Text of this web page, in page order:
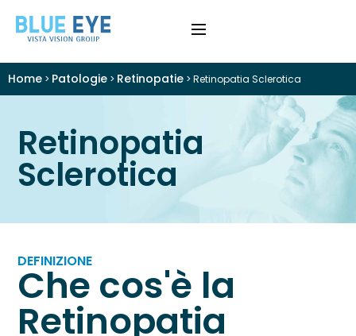
Home > Patologie > Retinopatie > Retinopatia Sclerotica
Retinopatia
Sclerotica
DEFINIZIONE
Che cos'è la
Retinopatia
Difetti Visivi ›
Cataratta ›
Patologie
Trattamenti ›
Visite e Diagnostica
Chi Siamo